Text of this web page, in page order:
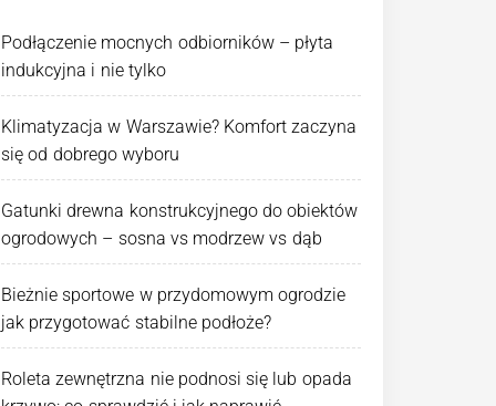
Podłączenie mocnych odbiorników – płyta
indukcyjna i nie tylko
Klimatyzacja w Warszawie? Komfort zaczyna
się od dobrego wyboru
Gatunki drewna konstrukcyjnego do obiektów
ogrodowych – sosna vs modrzew vs dąb
Bieżnie sportowe w przydomowym ogrodzie
jak przygotować stabilne podłoże?
Roleta zewnętrzna nie podnosi się lub opada